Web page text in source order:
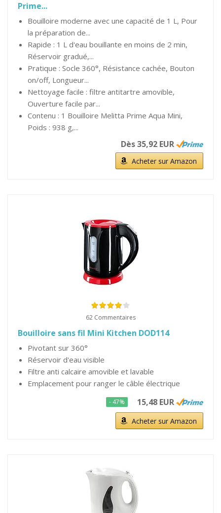
Prime...
Bouilloire moderne avec une capacité de 1 L, Pour
la préparation de...
Rapide : 1 L d'eau bouillante en moins de 2 min,
Réservoir gradué,...
Pratique : Socle 360°, Résistance cachée, Bouton
on/off, Longueur...
Nettoyage facile : filtre antitartre amovible,
Ouverture facile par...
Contenu : 1 Bouilloire Melitta Prime Aqua Mini,
Poids : 938 g,...
Dès 35,92 EUR
Acheter sur Amazon
62 Commentaires
Bouilloire sans fil Mini Kitchen DOD114
Pivotant sur 360°
Réservoir d'eau visible
Filtre anti calcaire amovible et lavable
Emplacement pour ranger le câble électrique
- 47% 15,48 EUR
Acheter sur Amazon